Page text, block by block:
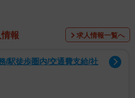
報 求人情報一覧へ
/駅徒歩圏内/交通費支給/社